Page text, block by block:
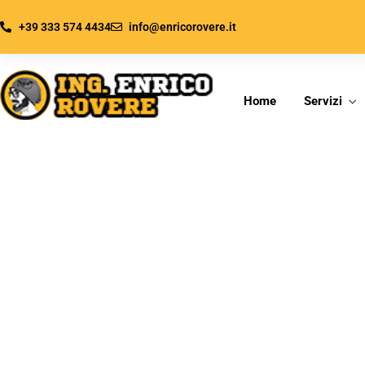
+39 333 574 4434 info@enricorovere.it
Home Servizi